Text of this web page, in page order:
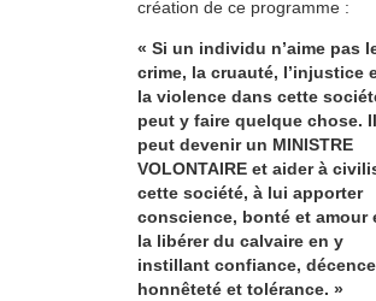
création de ce programme :
« Si un individu n’aime pas
crime, la cruauté, l’injustice
la violence dans cette
peut y faire quelque chose. Il
peut devenir un MINISTRE
VOLONTAIRE et aider à
cette société, à lui apporter
conscience, bonté et amour
la libérer du calvaire en y
instillant confiance,
honnêteté et tolérance. »